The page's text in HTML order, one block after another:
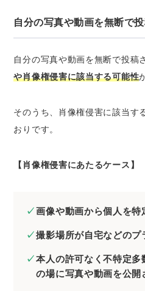
自分の写真や動画を無断で
自分の写真や動画を無断で投稿
や肖像権侵害に該当する可能性
そのうち、肖像権侵害に該当す
おりです。
【肖像権侵害にあたるケース】
画像や動画から個人を特
撮影場所が自宅などのプ
本人の許可なく不特定
の場に写真や動画を公開